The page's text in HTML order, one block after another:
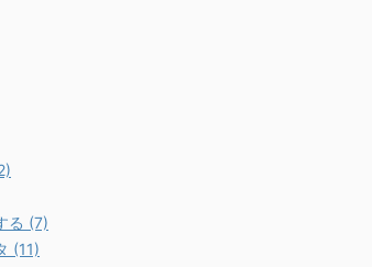
る (7)
(11)